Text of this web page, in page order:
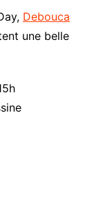
Debouca
une belle